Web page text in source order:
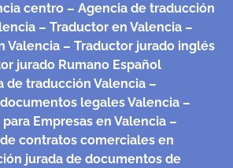
centro – Agencia de traducción
– Traductor en Valencia –
Valencia – Traductor jurado inglés
jurado Rumano Español
de traducción Valencia –
legales Valencia –
Empresas en Valencia –
contratos comerciales en
jurada de documentos de